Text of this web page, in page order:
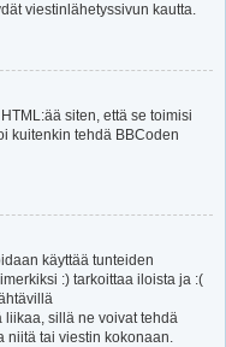
viestinlähetyssivun kautta.
siten, että se toimisi
kuitenkin tehdä BBCoden
käyttää tunteiden
:) tarkoittaa iloista ja :(
liikaa, sillä ne voivat tehdä
niitä tai viestin kokonaan.